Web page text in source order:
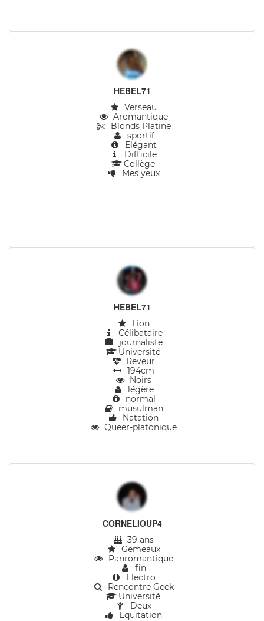
HEBEL71
Verseau
Aromantique
Blonds Platine
sportif
Elégant
Difficile
Collège
Mes yeux
HEBEL71
Lion
Célibataire
journaliste
Université
Reveur
194cm
Noirs
légère
normal
musulman
Natation
Queer-platonique
CORNELIOUP4
39 ans
Gemeaux
Panromantique
fin
Electro
Rencontre Geek
Université
Deux
Equitation